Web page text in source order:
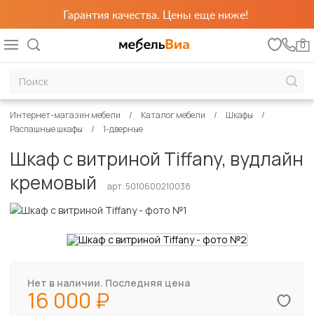
Гарантия качества. Цены еще ниже!
0
Интернет-магазин мебели Каталог мебели
Шкафы
Распашные шкафы
1-дверные
Шкаф с витриной Tiffany, вудлайн
кремовый
арт. 5010600210038
Нет в наличии. Последняя цена
16 000